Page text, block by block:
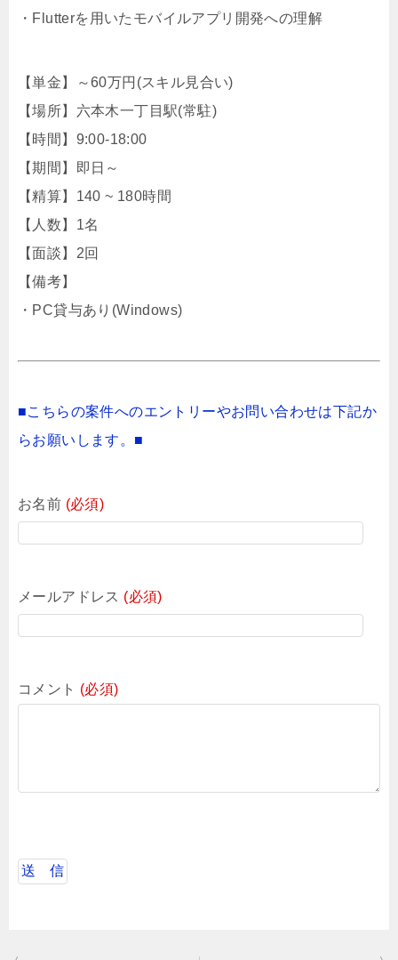
・Flutterを用いたモバイルアプリ開発への理解
【単金】～60万円(スキル見合い)
【場所】六本木一丁目駅(常駐)
【時間】9:00-18:00
【期間】即日～
【精算】140 ~ 180時間
【人数】1名
【面談】2回
【備考】
・PC貸与あり(Windows)
■こちらの案件へのエントリーやお問い合わせは下記か
らお願いします。■
お名前 (必須)
メールアドレス (必須)
コメント (必須)